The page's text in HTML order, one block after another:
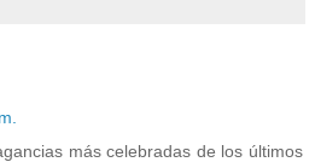
más celebradas de los últimos